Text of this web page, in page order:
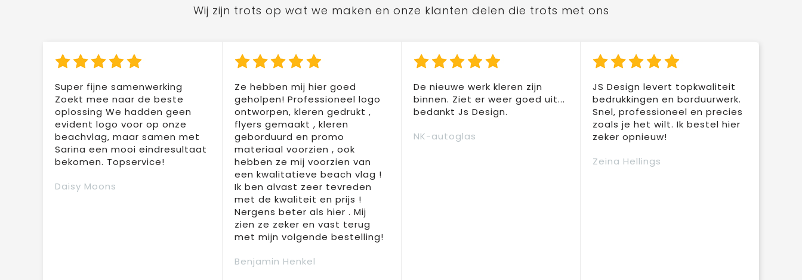
Wij zijn trots op wat we maken en onze klanten delen die trots met ons
Super fijne samenwerking
Zoekt mee naar de beste
oplossing We hadden geen
evident logo voor op onze
beachvlag, maar samen met
Sarina een mooi eindresultaat
bekomen. Topservice!
Daisy Moons
Ze hebben mij hier goed
geholpen! Professioneel logo
ontworpen, kleren gedrukt ,
flyers gemaakt , kleren
geborduurd en promo
materiaal voorzien , ook
hebben ze mij voorzien van
een kwalitatieve beach vlag !
Ik ben alvast zeer tevreden
met de kwaliteit en prijs !
Nergens beter als hier . Mij
zien ze zeker en vast terug
met mijn volgende bestelling!
Benjamin Henkel
De nieuwe werk kleren zijn
binnen. Ziet er weer goed uit...
bedankt Js Design.
NK-autoglas
JS Design levert topkwaliteit
bedrukkingen en borduurwerk.
Snel, professioneel en precies
zoals je het wilt. Ik bestel hier
zeker opnieuw!
Zeina Hellings